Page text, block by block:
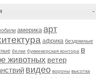
-
америка арт
африка бездомные
белки букмекерская контора в
животных ветер
видео вороны высотка